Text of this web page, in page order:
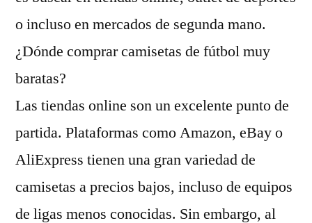
o incluso en mercados de segunda mano.
¿Dónde comprar camisetas de fútbol muy
baratas?
Las tiendas online son un excelente punto de
partida. Plataformas como Amazon, eBay o
AliExpress tienen una gran variedad de
camisetas a precios bajos, incluso de equipos
de ligas menos conocidas. Sin embargo, al